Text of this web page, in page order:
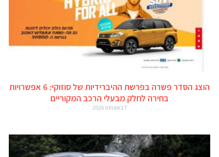
הוצג הסדר פשרה בפרשת ההיברידיות של סוזוקי: 6 אפשרויות
בחירה לחלק מבעלי הרכב המקוריים
7 באוגוסט 2026